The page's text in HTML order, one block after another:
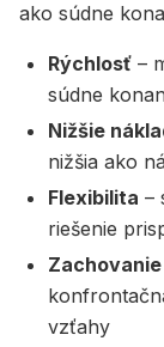
ako súdne
Rýchlosť –
súdne
Nižšie
nižšia ako
Flexibilita –
riešenie
vzťahy